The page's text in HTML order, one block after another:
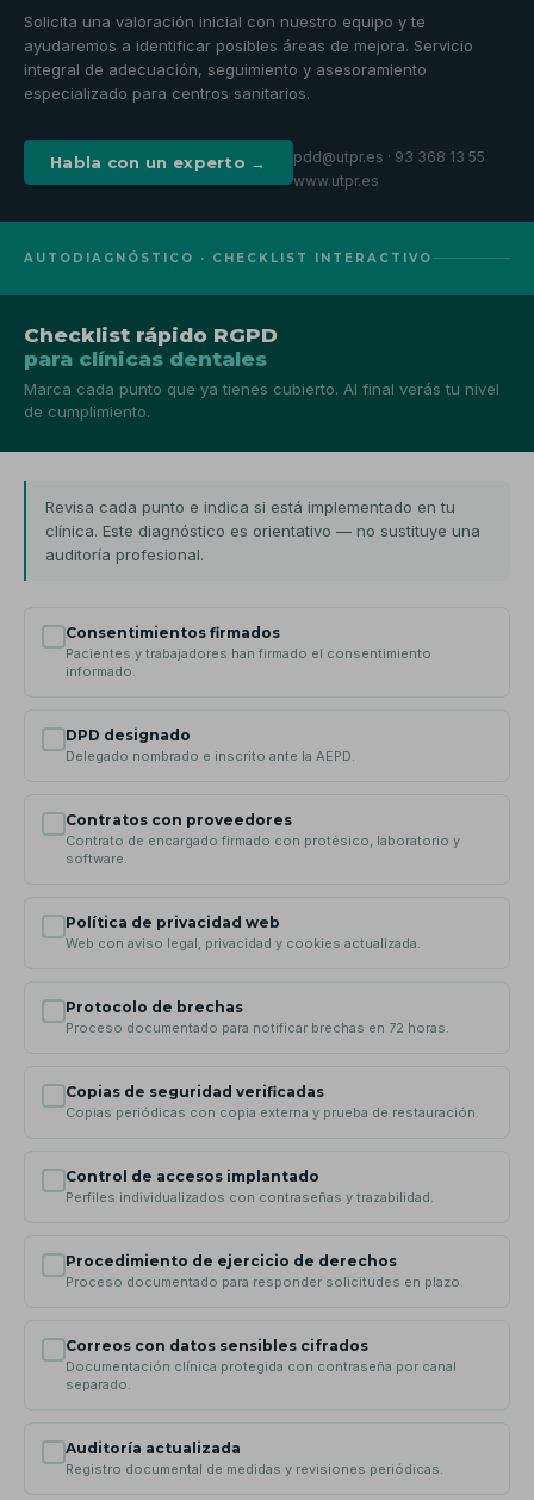
Solicita una valoración inicial con nuestro equipo y te
ayudaremos a identificar posibles áreas de mejora. Servicio
integral de adecuación, seguimiento y asesoramiento
especializado para centros sanitarios.
Habla con un experto →
pdd@utpr.es · 93 368 13 55
www.utpr.es
AUTODIAGNÓSTICO · CHECKLIST INTERACTIVO
Checklist rápido RGPD
para clínicas dentales
Marca cada punto que ya tienes cubierto. Al final verás tu nivel
de cumplimiento.
Revisa cada punto e indica si está implementado en tu
clínica. Este diagnóstico es orientativo — no sustituye una
auditoría profesional.
Consentimientos firmados
Pacientes y trabajadores han firmado el consentimiento
informado.
DPD designado
Delegado nombrado e inscrito ante la AEPD.
Contratos con proveedores
Contrato de encargado firmado con protésico, laboratorio y
software.
Política de privacidad web
Web con aviso legal, privacidad y cookies actualizada.
Protocolo de brechas
Proceso documentado para notificar brechas en 72 horas.
Copias de seguridad verificadas
Copias periódicas con copia externa y prueba de restauración.
Control de accesos implantado
Perfiles individualizados con contraseñas y trazabilidad.
Procedimiento de ejercicio de derechos
Proceso documentado para responder solicitudes en plazo.
Correos con datos sensibles cifrados
Documentación clínica protegida con contraseña por canal
separado.
Auditoría actualizada
Registro documental de medidas y revisiones periódicas.